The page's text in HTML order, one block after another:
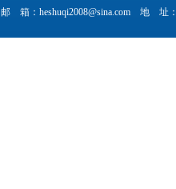
邮 箱：heshuqi2008@sina.com 地